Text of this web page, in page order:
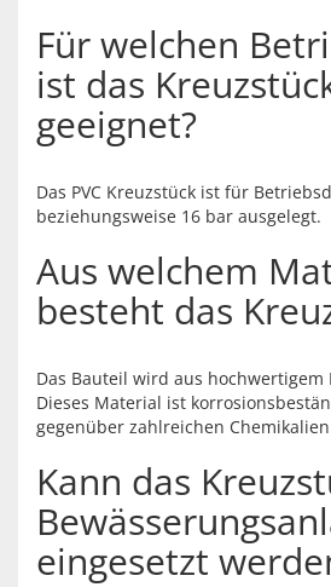
Für welchen
ist das
geeignet?
Das PVC Kreuzstück ist für
beziehungsweise 16 bar ausgelegt.
Aus welchem
besteht das
Das Bauteil wird aus hochwertigem
Dieses Material ist
gegenüber zahlreichen
Kann das
eingesetzt